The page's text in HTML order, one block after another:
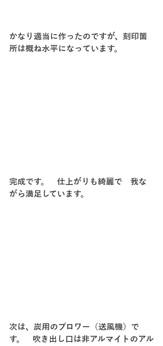
かなり適当に作ったのですが、刻印箇
所は概ね水平になっています。
完成です。　仕上がりも綺麗で　我な
がら満足しています。
次は、炭用のブロワー（送風機）で
す。　吹き出し口は非アルマイトのアル